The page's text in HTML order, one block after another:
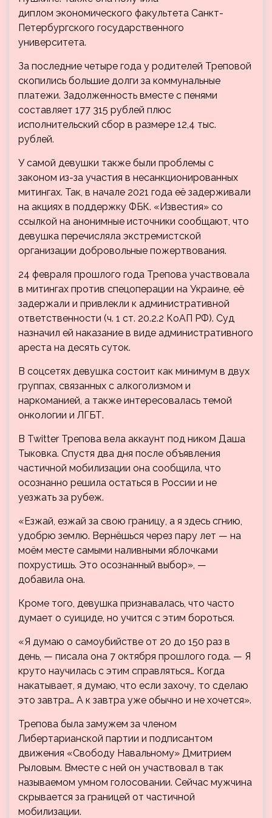
диплом экономического факультета Санкт-
Петербургского государственного
университета.
За последние четыре года у родителей Треповой
скопились большие долги за коммунальные
платежи. Задолженность вместе с пенями
составляет 177 315 рублей плюс
исполнительский сбор в размере 12,4 тыс.
рублей.
У самой девушки также были проблемы с
законом из-за участия в несанкционированных
митингах. Так, в начале 2021 года её задерживали
на акциях в поддержку ФБК. «Известия» со
ссылкой на анонимные источники сообщают, что
девушка перечисляла экстремистской
организации добровольные пожертвования.
24 февраля прошлого года Трепова участвовала
в митингах против спецоперации на Украине, её
задержали и привлекли к административной
ответственности (ч. 1 ст. 20.2.2 КоАП РФ). Суд
назначил ей наказание в виде административного
ареста на десять суток.
В соцсетях девушка состоит как минимум в двух
группах, связанных с алкоголизмом и
наркоманией, а также интересовалась темой
онкологии и ЛГБТ.
В Twitter Трепова вела аккаунт под ником Даша
Тыковка. Спустя два дня после объявления
частичной мобилизации она сообщила, что
осознанно решила остаться в России и не
уезжать за рубеж.
«Езжай, езжай за свою границу, а я здесь сгнию,
удобрю землю. Вернёшься через пару лет — на
моём месте самыми наливными яблочками
похрустишь. Это осознанный выбор», —
добавила она.
Кроме того, девушка признавалась, что часто
думает о суициде, но учится с этим бороться.
«Я думаю о самоубийстве от 20 до 150 раз в
день, — писала она 7 октября прошлого года. — Я
круто научилась с этим справляться… Когда
накатывает, я думаю, что если захочу, то сделаю
это завтра… А к завтра уже обычно и не хочется».
Трепова была замужем за членом
Либертарианской партии и подписантом
движения «Свободу Навальному» Дмитрием
Рыловым. Вместе с ней он участвовал в так
называемом умном голосовании. Сейчас мужчина
скрывается за границей от частичной
мобилизации.